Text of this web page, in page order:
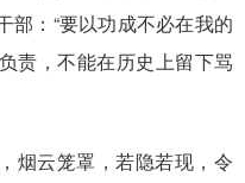
部：“要以功成不必在我的
责，不能在历史上留下骂
云笼罩，若隐若现，令